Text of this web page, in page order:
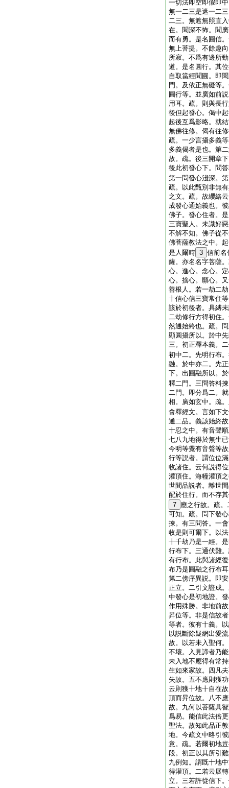
一切法即空即假即
無一二三是遮一二
二三。無遮無照直
在。聞深不怖。聞
而有勇。是名圓信
無上菩提。不餘趣
所寂。不爲有邊所
道。是名圓行。其
自取當經聞圓。即
門。及依正無礙等
圓行等。並廣如前
用耳。疏。則與長
後但起發心。偈中
起後互爲影略。就
無佛往修。偈有往
疏。一少言攝多義
多義偈者是也。第
故。疏。後三開章
後此初發心下。問
第一問發心淺深。
疏。以此甄別非無
之文。疏。故纓絡
成發心通始義也。
佛子。發心住者。
三寶聖人。未識好
不解不知。佛子從
佛菩薩教法之中。
是人爾時 3 信前名
薩。亦名名字菩薩
心。進心。念心。
心。捨心。願心。
善根人。若一劫二
十信心信三寶常住
該於初後者。具縛
二劫修行方得初住
然通始終也。疏。
顯圓攝所以。於中
三。初正釋本義。
初中二。先明行布
融。於中亦二。先
下。出圓融所以。
釋二門。三問答料
二門。即分爲二。
相。廣如玄中。疏
會釋經文。言如下
通二品。義該始終
十忍之中。有音聲
七八九地得於無生
今明等覺有音聲等
行等説者。謂位位
收諸住。云何説得
灌頂住。海幢灌頂
世間品説者。離世
配於住行。而不存
7 應之行故。疏
可知。疏。問下發
揀。有三問答。一
收是則可爾下。以
十千劫乃是一經。
行布下。三通伏難
有行布。此與諸經
布乃是圓融之行布
第二傍序異説。即
正立。二引文證成
中發心是初地證。
作用殊勝。非地前
昇位等。非是信故
等者。彼有十義。
以説斷除疑網出愛
故。以若未入聖何
不壞。入見諦者乃
未入地不應得有常
生如來家故。四凡
失故。五不應則獲
云則獲十地十自在
頂而昇位故。八不
故。九何以菩薩具
爲易。能信此法倍
聖法。故知此品正
地。今疏文中略引
意。疏。若爾初地
段。初正以其所引
九例知。謂既十地
得灌頂。二若云展
立。三若許從信下